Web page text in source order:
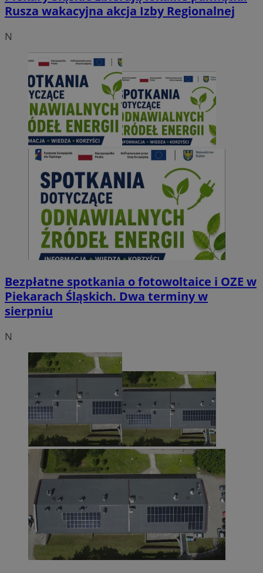
Rusza wakacyjna akcja Izby Regionalnej
N
Bezpłatne spotkania o fotowoltaice i OZE w
Piekarach Śląskich. Dwa terminy w
sierpniu
N